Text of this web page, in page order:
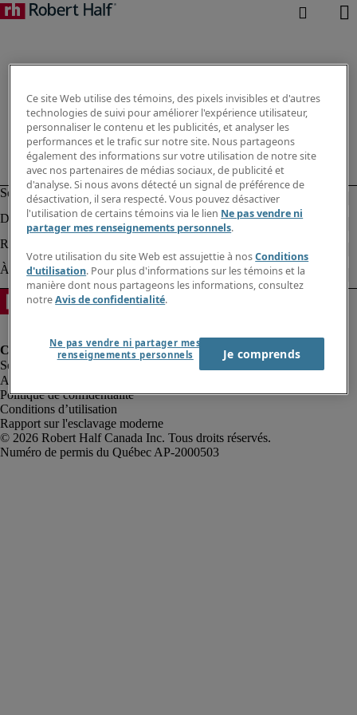
Alerte à la fraude
Politique de confidentialité
Conditions d’utilisation
Rapport sur l'esclavage moderne
Robert Half Canada Inc. Tous droits réservés.
Ce site Web utilise des témoins, des pixels invisibles et d'autres
technologies de suivi pour améliorer l'expérience utilisateur,
personnaliser le contenu et les publicités, et analyser les
performances et le trafic sur notre site. Nous partageons
également des informations sur votre utilisation de notre site
avec nos partenaires de médias sociaux, de publicité et
d'analyse. Si nous avons détecté un signal de préférence de
désactivation, il sera respecté. Vous pouvez désactiver
l'utilisation de certains témoins via le lien Ne pas vendre ni
partager mes renseignements personnels.
Votre utilisation du site Web est assujettie à nosConditions
d'utilisation. Pour plus d'informations sur les témoins et la
manière dont nous partageons les informations, consultez
notreAvis de confidentialité.
Ne pas vendre ni partager mes
renseignements personnels
Je comprends